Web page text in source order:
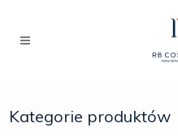
Kategorie produktów